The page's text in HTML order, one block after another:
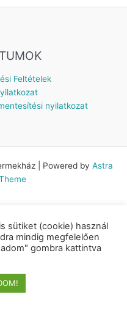
Feltételek
nyilatkozat
| Powered by Astra
sütiket (cookie) használ
mindig megfelelően
gombra kattintva